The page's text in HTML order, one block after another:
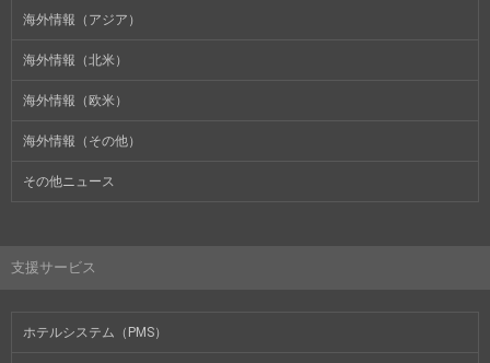
海外情報（アジア）
海外情報（北米）
海外情報（欧米）
海外情報（その他）
その他ニュース
支援サービス
ホテルシステム（PMS）